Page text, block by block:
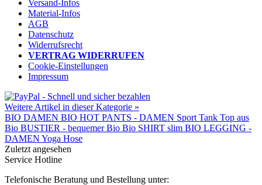
Versand-Infos
Material-Infos
AGB
Datenschutz
Widerrufsrecht
VERTRAG WIDERRUFEN
Cookie-Einstellungen
Impressum
Weitere Artikel in dieser Kategorie »
BIO DAMEN BIO HOT PANTS - DAMEN Sport Tank Top aus
Bio BUSTIER - bequemer Bio Bio SHIRT slim BIO LEGGING -
DAMEN Yoga Hose
Zuletzt angesehen
Service Hotline
Telefonische Beratung und Bestellung unter: